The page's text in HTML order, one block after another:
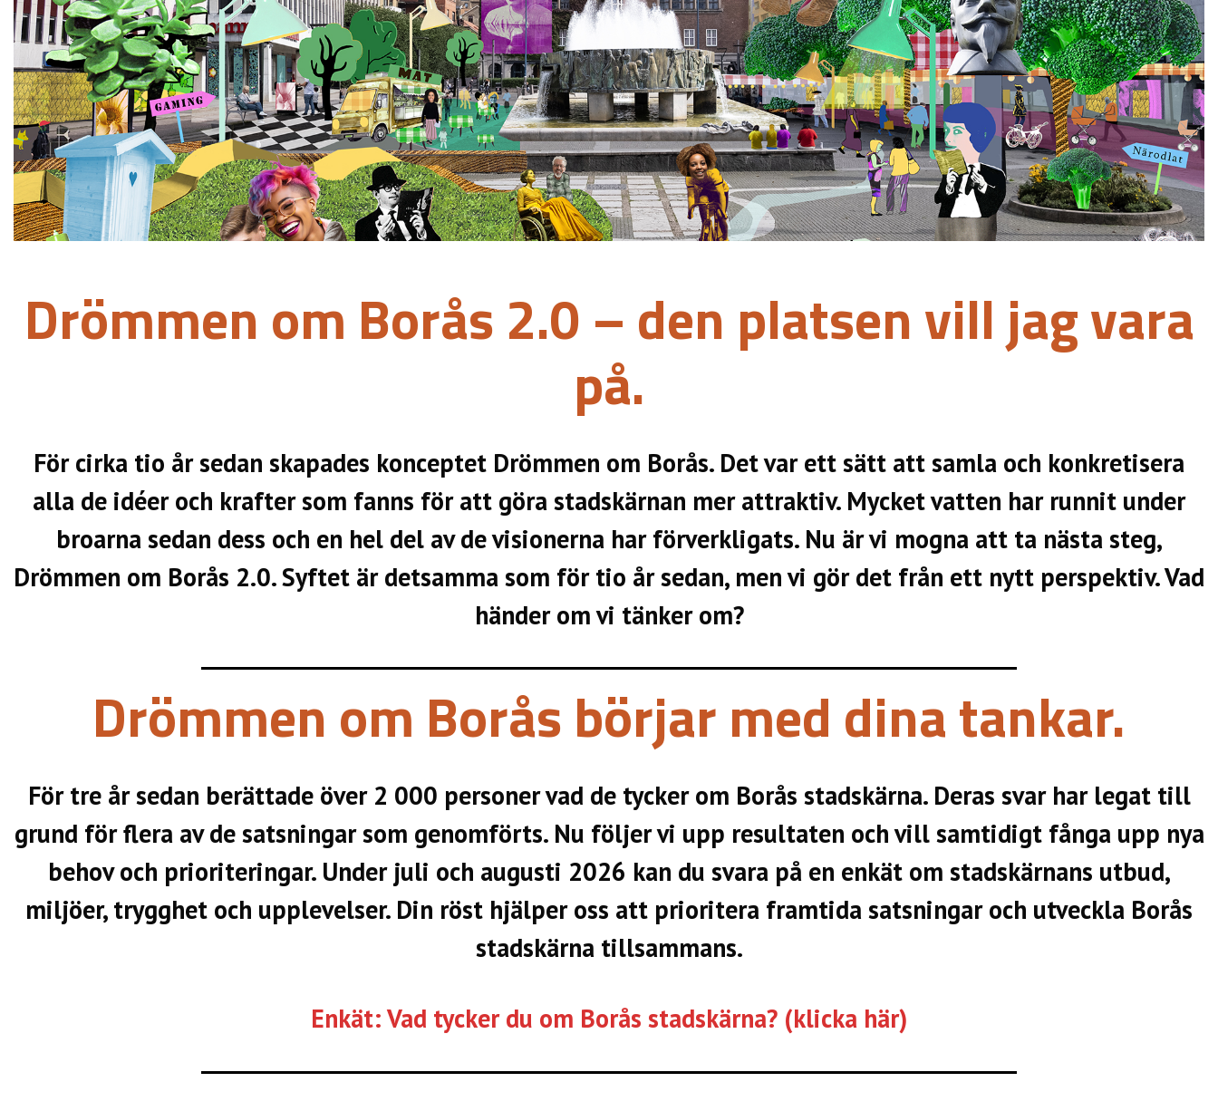
Drömmen om Borås 2.0– den platsen vill jag vara
på.
För cirka tio år sedan skapades konceptet Drömmen om Borås. Det var ett sätt att samla och konkretisera
alla de idéer och krafter som fanns för att göra stadskärnan mer attraktiv. Mycket vatten har runnit under
broarna sedan dess och en hel del av de visionerna har förverkligats. Nu är vi mogna att ta nästa steg,
Drömmen om Borås 2.0. Syftet är detsamma som för tio år sedan, men vi gör det från ett nytt perspektiv. Vad
händer om vi tänker om?
Drömmen om Borås börjar med dina tankar.
För tre år sedan berättade över 2 000 personer vad de tycker om Borås stadskärna. Deras svar har legat till
grund för flera av de satsningar som genomförts. Nu följer vi upp resultaten och vill samtidigt fånga upp nya
behov och prioriteringar. Under juli och augusti 2026 kan du svara på en enkät om stadskärnans utbud,
miljöer, trygghet och upplevelser. Din röst hjälper oss att prioritera framtida satsningar och utveckla Borås
stadskärna tillsammans.
Enkät: Vad tycker du om Borås stadskärna? (klicka här)